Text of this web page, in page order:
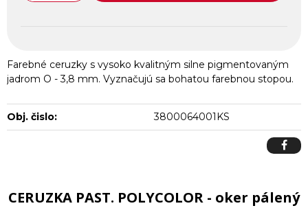
Farebné ceruzky s vysoko kvalitným silne pigmentovaným
jadrom O - 3,8 mm. Vyznačujú sa bohatou farebnou stopou.
Obj. čislo: 3800064001KS
CERUZKA PAST. POLYCOLOR - oker pálený